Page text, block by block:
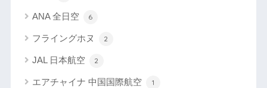
ANA 全日空 6
フライングホヌ 2
JAL 日本航空 2
エアチャイナ 中国国際航空 1